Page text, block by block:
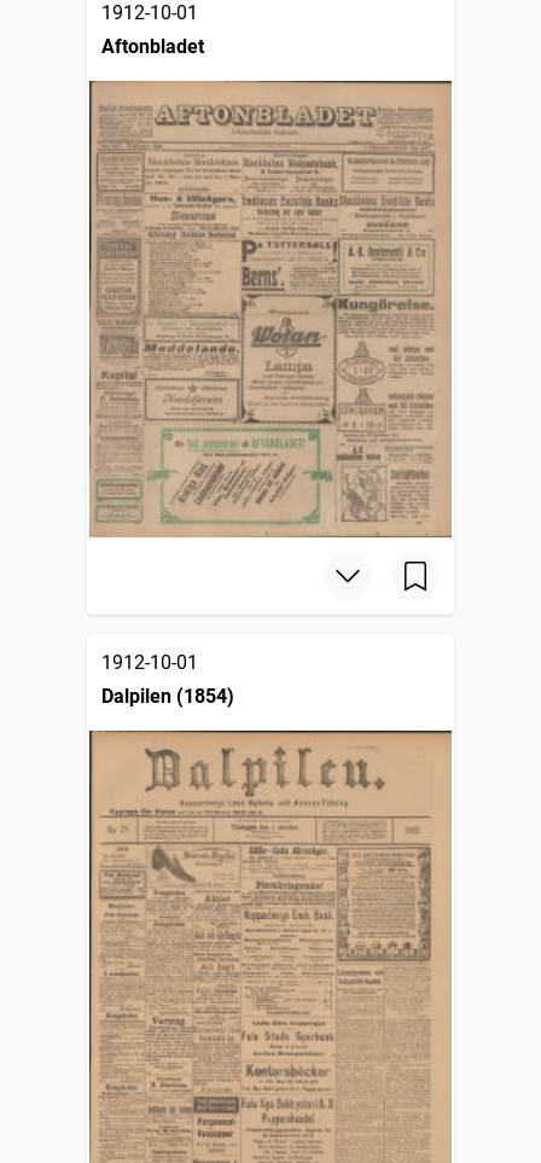
1912-10-01
Aftonbladet
1912-10-01
Dalpilen (1854)